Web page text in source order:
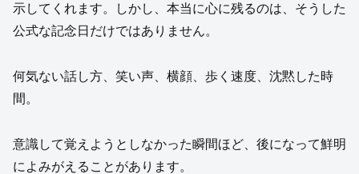
示してくれます。しかし、本当に心に残るのは、そうした
公式な記念日だけではありません。
何気ない話し方、笑い声、横顔、歩く速度、沈黙した時
間。
意識して覚えようとしなかった瞬間ほど、後になって鮮明
によみがえることがあります。